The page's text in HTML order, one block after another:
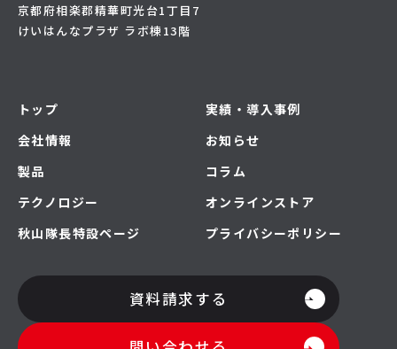
京都府相楽郡精華町光台1丁目7
けいはんなプラザ ラボ棟13階
トップ
会社情報
製品
テクノロジー
秋山隊長特設ページ
実績・導入事例
お知らせ
コラム
オンラインストア
プライバシーポリシー
資料請求する